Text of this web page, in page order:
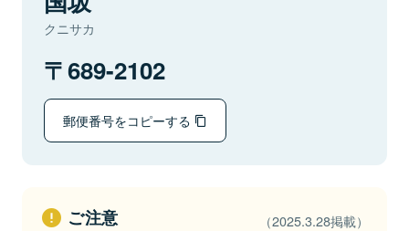
クニサカ
689-2102
郵便番号をコピーする
ご注意 （2025.3.28掲載）